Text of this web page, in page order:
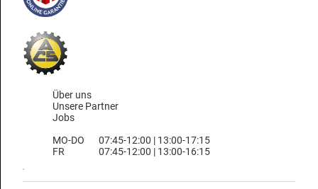
Über uns
Unsere Partner
Jobs
MO-DO
FR
07:45-12:00 | 13:00-17:15
07:45-12:00 | 13:00-16:15